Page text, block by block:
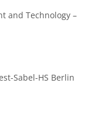
and Technology –
Sabel-HS Berlin